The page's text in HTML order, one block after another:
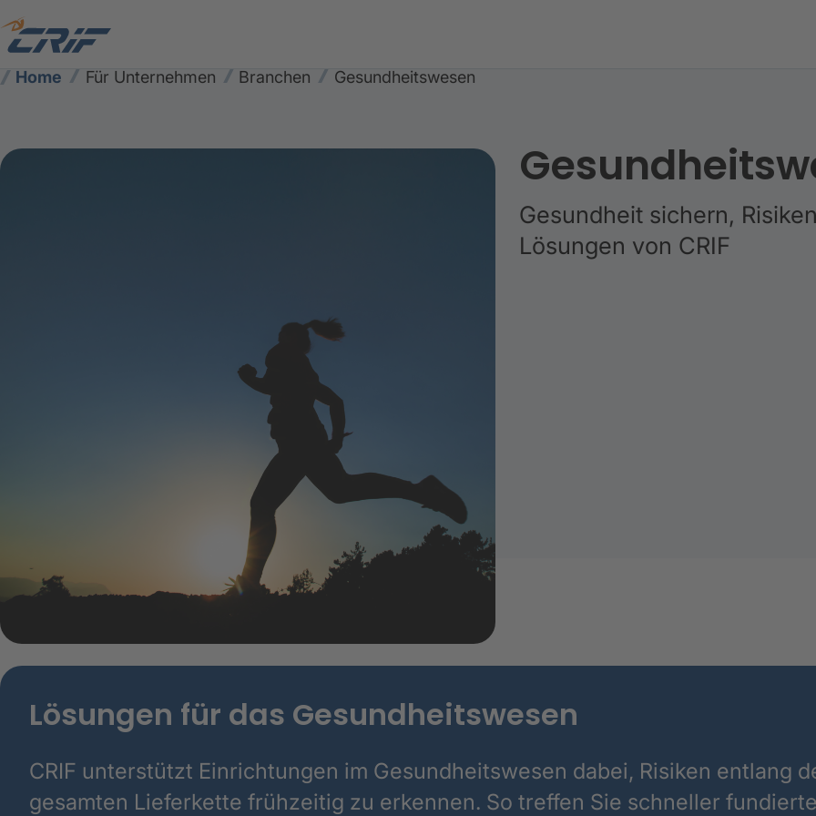
Home Für Unternehmen Branchen Gesundheitswesen
Gesundheit sichern,
Lösungen von CRIF
Lösungen für das Gesundheitswesen
CRIF unterstützt Einrichtungen im Gesundheitswesen dabei, Risiken entlang
gesamten Lieferkette frühzeitig zu erkennen. So treffen Sie schneller